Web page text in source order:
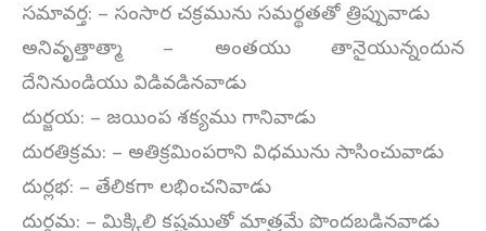
సమావర్త: – సంసార చక్రమును సమర్థతతో త్రిప్పువాడు
అనివృత్తాత్మా – అంతయు తానైయున్నందున
దేనినుండియు విడివడినవాడు
దుర్జయ: – జయింప శక్యము గానివాడు
దురతిక్రమ: – అతిక్రమింపరాని విధమును సాసించువాడు
దుర్లభ: – తేలికగా లభించనివాడు
దుర్గమ: – మిక్కిలి కష్టముతో మాత్రమే పొందబడినవాడు